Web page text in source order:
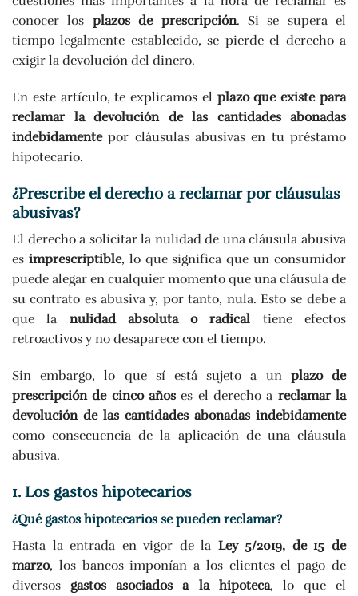
conocer los plazos de prescripción. Si se supera el
tiempo legalmente establecido, se pierde el derecho a
exigir la devolución del dinero.
En este artículo, te explicamos el plazo que existe para
reclamar la devolución de las cantidades abonadas
indebidamentepor cláusulas abusivas en tu préstamo
hipotecario.
¿Prescribe el derecho a reclamar por cláusulas
abusivas?
El derecho a solicitar la nulidad de una cláusula abusiva
es imprescriptible, lo que significa que un consumidor
puede alegar en cualquier momento que una cláusula de
su contrato es abusiva y, por tanto, nula. Esto se debe a
que la nulidad absoluta o radical tiene efectos
retroactivos y no desaparece con el tiempo.
Sin embargo, lo que sí está sujeto a un plazo de
prescripción de cinco años es el derecho a reclamar la
devolución de las cantidades abonadas indebidamente
como consecuencia de la aplicación de una cláusula
abusiva.
1. Los gastos hipotecarios
¿Qué gastos hipotecarios se pueden reclamar?
Hasta la entrada en vigor de la Ley 5/2019, de 15 de
marzo, los bancos imponían a los clientes el pago de
diversosgastos asociados a la hipoteca, lo que el